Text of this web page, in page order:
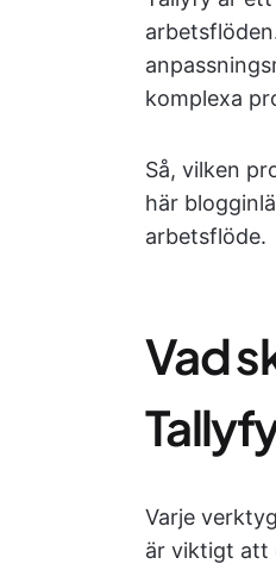
komplexa
Så, vilken
här
arbetsflöde.
Vad
Varje
är viktigt att